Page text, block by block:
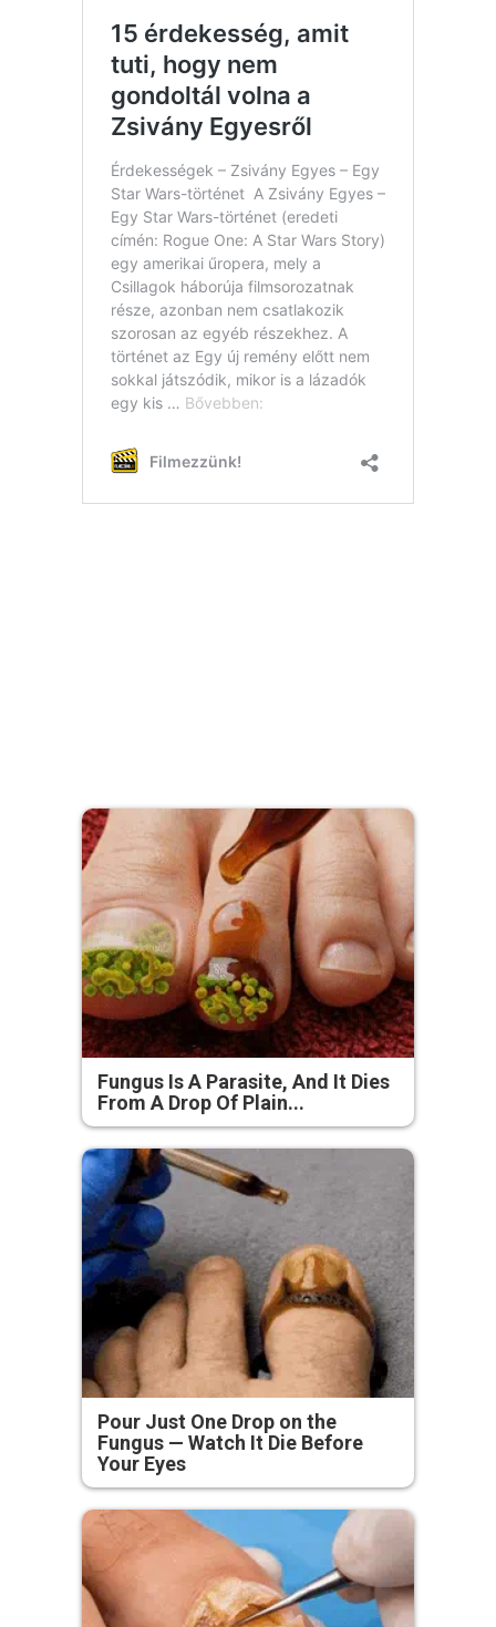
Fungus Is A Parasite, And It Dies
From A Drop Of Plain...
Pour Just One Drop on the
Fungus — Watch It Die Before
Your Eyes